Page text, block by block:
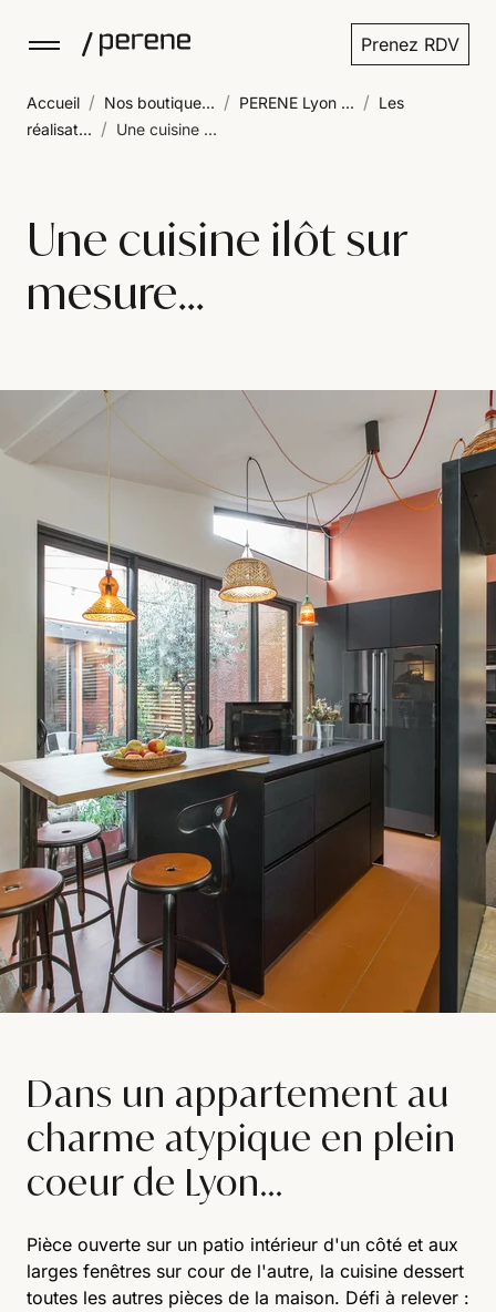
Prenez RDV
Accueil / Nos boutique... / PERENE Lyon ... / Les
réalisat... / Une cuisine ...
Une cuisine ilôt sur
mesure...
Dans un appartement au
charme atypique en plein
coeur de Lyon...
Pièce ouverte sur un patio intérieur d'un côté et aux
larges fenêtres sur cour de l'autre, la cuisine dessert
toutes les autres pièces de la maison. Défi à relever :